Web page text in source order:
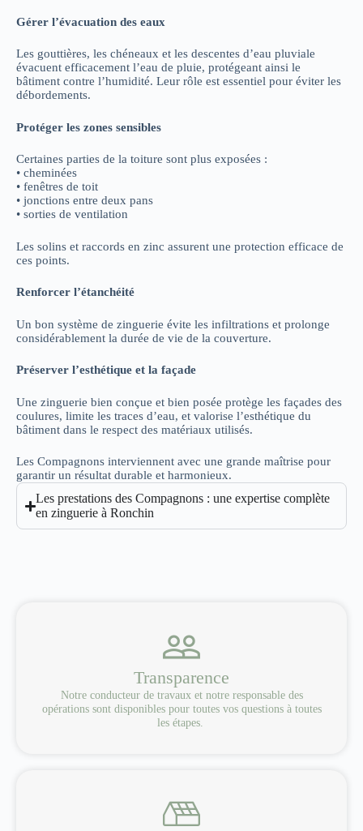
Gérer l’évacuation des eaux
Les gouttières, les chéneaux et les descentes d’eau pluviale
évacuent efficacement l’eau de pluie, protégeant ainsi le
bâtiment contre l’humidité. Leur rôle est essentiel pour éviter les
débordements.
Protéger les zones sensibles
Certaines parties de la toiture sont plus exposées :
• cheminées
• fenêtres de toit
• jonctions entre deux pans
• sorties de ventilation
Les solins et raccords en zinc assurent une protection efficace de
ces points.
Renforcer l’étanchéité
Un bon système de zinguerie évite les infiltrations et prolonge
considérablement la durée de vie de la couverture.
Préserver l’esthétique et la façade
Une zinguerie bien conçue et bien posée protège les façades des
coulures, limite les traces d’eau, et valorise l’esthétique du
bâtiment dans le respect des matériaux utilisés.
Les Compagnons interviennent avec une grande maîtrise pour
garantir un résultat durable et harmonieux.
Les prestations des Compagnons : une expertise complète
en zinguerie à Ronchin
Transparence
Notre conducteur de travaux et notre responsable des
opérations sont disponibles pour toutes vos questions à toutes
les étapes.